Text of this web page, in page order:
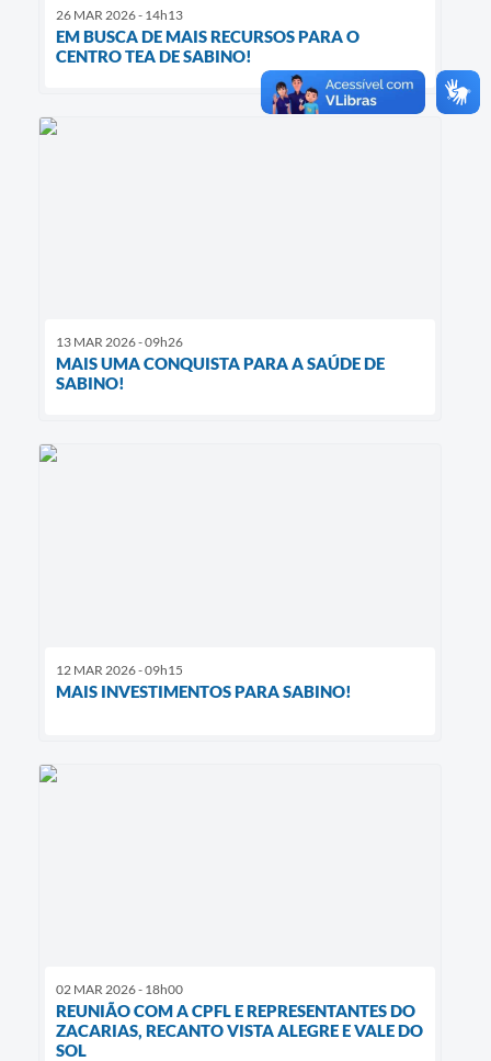
26 MAR 2026 - 14h13
EM BUSCA DE MAIS RECURSOS PARA O
CENTRO TEA DE SABINO!
13 MAR 2026 - 09h26
MAIS UMA CONQUISTA PARA A SAÚDE DE
SABINO!
12 MAR 2026 - 09h15
MAIS INVESTIMENTOS PARA SABINO!
02 MAR 2026 - 18h00
REUNIÃO COM A CPFL E REPRESENTANTES DO
ZACARIAS, RECANTO VISTA ALEGRE E VALE DO
SOL